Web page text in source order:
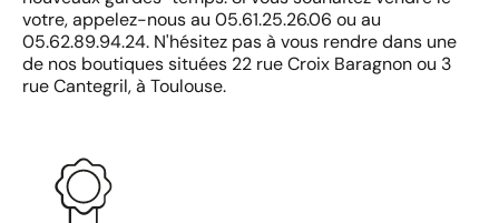
votre, appelez-nous au 05.61.25.26.06 ou au
05.62.89.94.24. N'hésitez pas à vous rendre dans une
de nos boutiques situées 22 rue Croix Baragnon ou 3
rue Cantegril, à Toulouse.